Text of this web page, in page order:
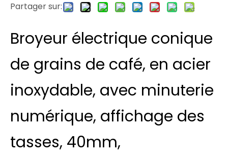
Partager sur:
Broyeur électrique conique
de grains de café, en acier
inoxydable, avec minuterie
numérique, affichage des
tasses, 40mm,